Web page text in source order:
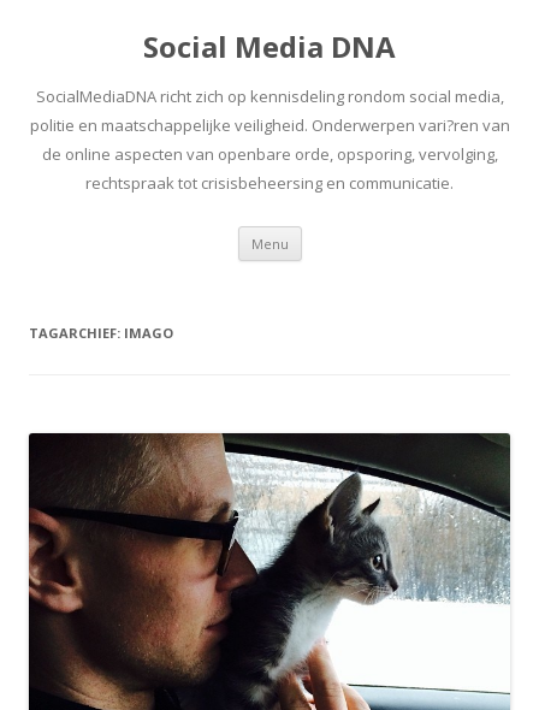
Social Media DNA
SocialMediaDNA richt zich op kennisdeling rondom social media,
politie en maatschappelijke veiligheid. Onderwerpen vari?ren van
de online aspecten van openbare orde, opsporing, vervolging,
rechtspraak tot crisisbeheersing en communicatie.
Menu Spring
inhoud
TAGARCHIEF: IMAGO